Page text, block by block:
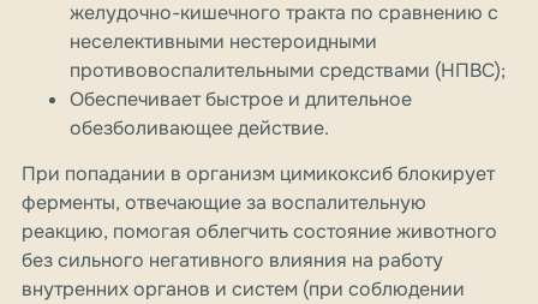
желудочно-кишечного тракта по сравнению с
неселективными нестероидными
противовоспалительными средствами (НПВС);
Обеспечивает быстрое и длительное
обезболивающее действие.
При попадании в организм цимикоксиб блокирует
ферменты, отвечающие за воспалительную
реакцию, помогая облегчить состояние животного
без сильного негативного влияния на работу
внутренних органов и систем (при соблюдении